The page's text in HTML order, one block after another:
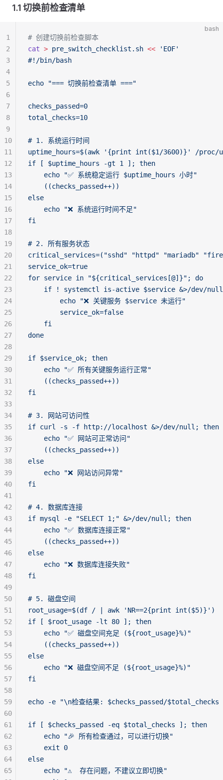
1.1 切换前检查清单
bash
# 创建切换前检查脚本
cat > pre_switch_checklist.sh << 'EOF'
#!/bin/bash
echo "=== 切换前检查清单 ==="
checks_passed=0
total_checks=10
# 1. 系统运行时间
uptime_hours=$(awk '{print int($1/3600)}' /proc/
if [ $uptime_hours -gt 1 ]; then
    echo "✅ 系统稳定运行 $uptime_hours 小时"
    ((checks_passed++))
else
    echo "❌ 系统运行时间不足"
fi
# 2. 所有服务状态
critical_services=("sshd" "httpd" "mariadb"
service_ok=true
for service in "${critical_services[@]}"; do
if ! systemctl is-active $service &>/dev/
        echo "❌ 关键服务 $service 未运行"
        service_ok=false
    fi
done
if $service_ok; then
    echo "✅ 所有关键服务运行正常"
    ((checks_passed++))
fi
# 3. 网站可访问性
if curl -s -f http://localhost &>/dev/null; then
    echo "✅ 网站可正常访问"
    ((checks_passed++))
else
    echo "❌ 网站访问异常"
fi
# 4. 数据库连接
if mysql -e "SELECT 1;" &>/dev/null; then
    echo "✅ 数据库连接正常"
    ((checks_passed++))
else
    echo "❌ 数据库连接失败"
fi
# 5. 磁盘空间
root_usage=$(df / | awk 'NR==2{print int($5)}')
if [ $root_usage -lt 80 ]; then
    echo "✅ 磁盘空间充足 (${root_usage}%)"
    ((checks_passed++))
else
    echo "❌ 磁盘空间不足 (${root_usage}%)"
fi
echo -e "\n检查结果: $checks_passed/$total_checks
if [ $checks_passed -eq $total_checks ]; then
    echo "🎉 所有检查通过，可以进行切换"
    exit 0
else
    echo "⚠️  存在问题，不建议立即切换"
1
2
3
4
5
6
7
8
9
10
11
12
13
14
15
16
17
18
19
20
21
22
23
24
25
26
27
28
29
30
31
32
33
34
35
36
37
38
39
40
41
42
43
44
45
46
47
48
49
50
51
52
53
54
55
56
57
58
59
60
61
62
63
64
65